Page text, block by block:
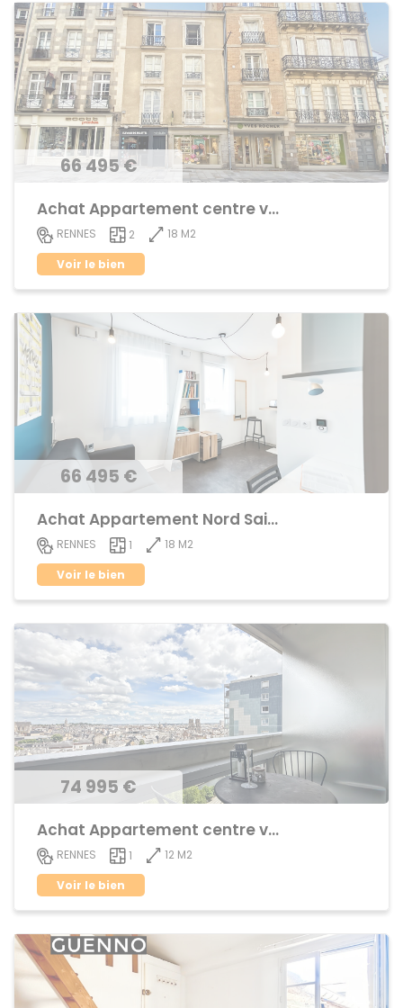
66 495 €
Achat Appartement centre ville
RENNES 2
18 M2
Voir le bien
66 495 €
Achat Appartement Nord Saint-Martin
RENNES 1
18 M2
Voir le bien
74 995 €
Achat Appartement centre ville
RENNES 1
12 M2
Voir le bien